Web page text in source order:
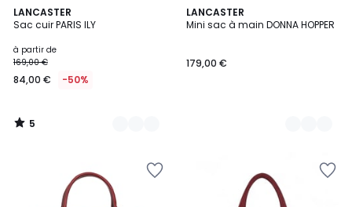
LANCASTER
Sac cuir PARIS ILY
à partir de
169,00 €
84,00 € -50%
5
/
26
Couleurs
5
/
LANCASTER
Mini sac à main DONNA HOPPER
179,00 €
6
Couleurs